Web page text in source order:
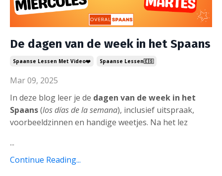
De dagen van de week in het Spaans
Spaanse Lessen Met Video❤️ Spaanse Lessen🇪🇸
Mar 09, 2025
In deze blog leer je de dagen van de week in het
Spaans(los días de la semana), inclusief uitspraak,
voorbeeldzinnen en handige weetjes. Na het lez
...
Continue Reading...